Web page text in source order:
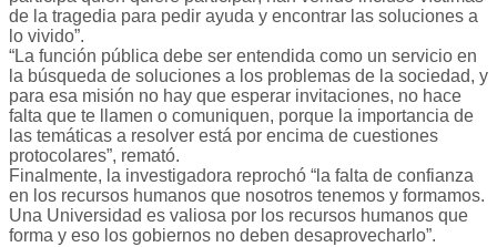
de la tragedia para pedir ayuda y encontrar las soluciones a
lo vivido”.
“La función pública debe ser entendida como un servicio en
la búsqueda de soluciones a los problemas de la sociedad, y
para esa misión no hay que esperar invitaciones, no hace
falta que te llamen o comuniquen, porque la importancia de
las temáticas a resolver está por encima de cuestiones
protocolares”, remató.
Finalmente, la investigadora reprochó “la falta de confianza
en los recursos humanos que nosotros tenemos y formamos.
Una Universidad es valiosa por los recursos humanos que
forma y eso los gobiernos no deben desaprovecharlo”.